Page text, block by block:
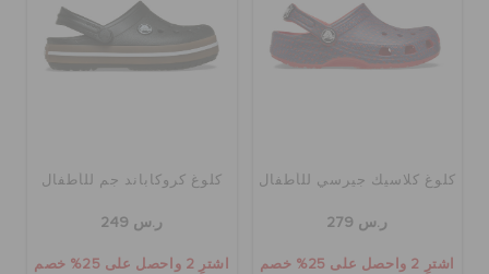
كلوغ كلاسيك جيرسي للأطفال
ر.س 279
اشترِ 2 واحصل على 25% خصم
كلوغ كروكاباند جم للأطفال
ر.س 249
اشترِ 2 واحصل على 25% خصم